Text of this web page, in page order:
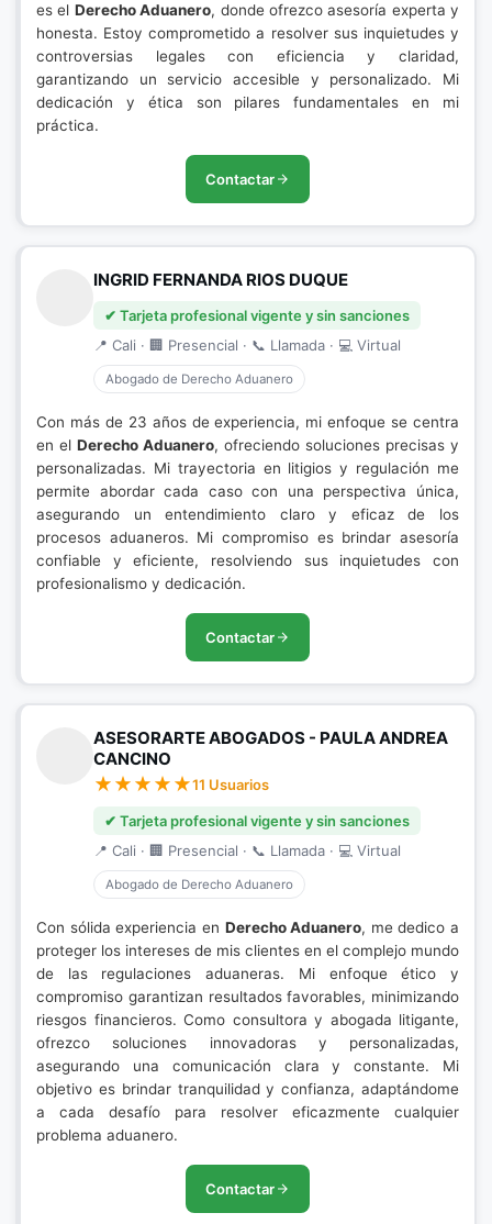
es el Derecho Aduanero, donde ofrezco asesoría experta y
honesta. Estoy comprometido a resolver sus inquietudes y
controversias legales con eficiencia y claridad,
garantizando un servicio accesible y personalizado. Mi
dedicación y ética son pilares fundamentales en mi
práctica.
Contactar
INGRID FERNANDA RIOS DUQUE
✔ Tarjeta profesional vigente y sin sanciones
📍 Cali · 🏢 Presencial · 📞 Llamada · 💻 Virtual
Abogado de Derecho Aduanero
Con más de 23 años de experiencia, mi enfoque se centra
en el Derecho Aduanero, ofreciendo soluciones precisas y
personalizadas. Mi trayectoria en litigios y regulación me
permite abordar cada caso con una perspectiva única,
asegurando un entendimiento claro y eficaz de los
procesos aduaneros. Mi compromiso es brindar asesoría
confiable y eficiente, resolviendo sus inquietudes con
profesionalismo y dedicación.
Contactar
ASESORARTE ABOGADOS - PAULA ANDREA
CANCINO
11 Usuarios
✔ Tarjeta profesional vigente y sin sanciones
📍 Cali · 🏢 Presencial · 📞 Llamada · 💻 Virtual
Abogado de Derecho Aduanero
Con sólida experiencia en Derecho Aduanero, me dedico a
proteger los intereses de mis clientes en el complejo mundo
de las regulaciones aduaneras. Mi enfoque ético y
compromiso garantizan resultados favorables, minimizando
riesgos financieros. Como consultora y abogada litigante,
ofrezco soluciones innovadoras y personalizadas,
asegurando una comunicación clara y constante. Mi
objetivo es brindar tranquilidad y confianza, adaptándome
a cada desafío para resolver eficazmente cualquier
problema aduanero.
Contactar